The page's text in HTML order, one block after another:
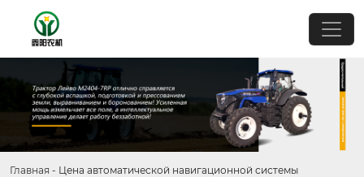
Главная - Цена автоматической навигационной системы